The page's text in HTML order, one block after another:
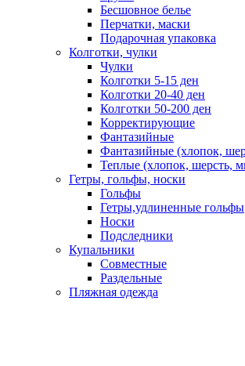
Бесшовное белье
Перчатки, маски
Подарочная упаковка
Колготки, чулки
Чулки
Колготки 5-15 ден
Колготки 20-40 ден
Колготки 50-200 ден
Корректирующие
Фантазийные
Фантазийные (хлопок,
Теплые (хлопок, шерсть,
Гетры, гольфы, носки
Гольфы
Гетры,удлиненные гольфы
Носки
Подследники
Купальники
Совместные
Раздельные
Пляжная одежда